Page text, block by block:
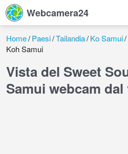
Webcamera24
Home Paesi Tailandia Ko Samui
Koh Samui
Vista del Sweet
Samui webcam dal